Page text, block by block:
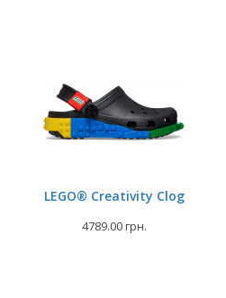
LEGO® Creativity Clog
4789.00 грн.